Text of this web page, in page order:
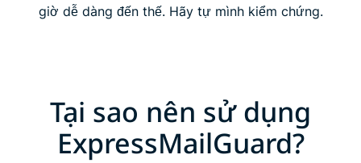
giờ dễ dàng đến thế. Hãy tự mình kiểm chứng.
Tại sao nên sử dụng
ExpressMailGuard?